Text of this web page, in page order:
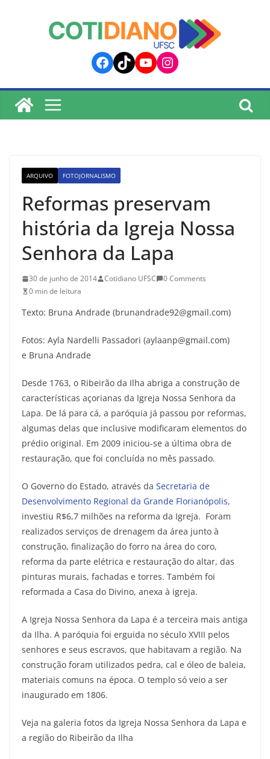
Facebook
TikTokYouTube
Instagram
ARQUIVO FOTOJORNALISMO
Reformas preservam
história da Igreja Nossa
Senhora da Lapa
30 de junho de 2014 Cotidiano UFSC
0 Comments
0 min de leitura
Texto: Bruna Andrade (brunandrade92@gmail.com)
Fotos: Ayla Nardelli Passadori (aylaanp@gmail.com)
e Bruna Andrade
Desde 1763, o Ribeirão da Ilha abriga a construção de
características açorianas da Igreja Nossa Senhora da
Lapa. De lá para cá, a paróquia já passou por reformas,
algumas delas que inclusive modificaram elementos do
prédio original. Em 2009 iniciou-se a última obra de
restauração, que foi concluída no mês passado.
O Governo do Estado, através da Secretaria de
Desenvolvimento Regional da Grande Florianópolis,
investiu R$6,7 milhões na reforma da Igreja. Foram
realizados serviços de drenagem da área junto à
construção, finalização do forro na área do coro,
reforma da parte elétrica e restauração do altar, das
pinturas murais, fachadas e torres. Também foi
reformada a Casa do Divino, anexa à igreja.
A Igreja Nossa Senhora da Lapa é a terceira mais antiga
da Ilha. A paróquia foi erguida no século XVIII pelos
senhores e seus escravos, que habitavam a região. Na
construção foram utilizados pedra, cal e óleo de baleia,
materiais comuns na época. O templo só veio a ser
inaugurado em 1806.
Veja na galeria fotos da Igreja Nossa Senhora da Lapa e
a região do Ribeirão da Ilha